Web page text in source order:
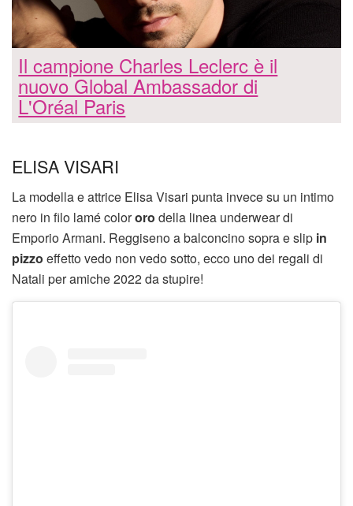
Il campione Charles Leclerc è il
nuovo Global Ambassador di
L'Oréal Paris
ELISA VISARI
La modella e attrice Elisa Visari punta invece su un intimo
nero in filo lamé colororo della linea underwear di
Emporio Armani. Reggiseno a balconcino sopra e slip in
pizzo effetto vedo non vedo sotto, ecco uno dei regali di
Natali per amiche 2022 da stupire!